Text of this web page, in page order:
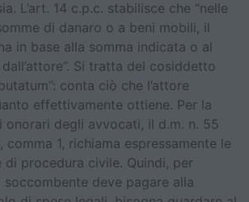
L’art. 14 c.p.c. stabilisce che “nelle
di danaro o a beni mobili, il
in base alla somma indicata o al
Si tratta del cosiddetto
conta ciò che l’attore
effettivamente ottiene. Per la
onorari degli avvocati, il d.m. n. 55
comma 1, richiama espressamente le
procedura civile. Quindi, per
deve pagare alla